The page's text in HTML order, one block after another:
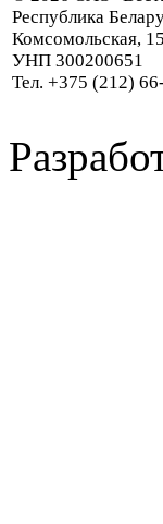
Республика
Комсомольская, 15
УНП 300200651
Тел. +375 (212)